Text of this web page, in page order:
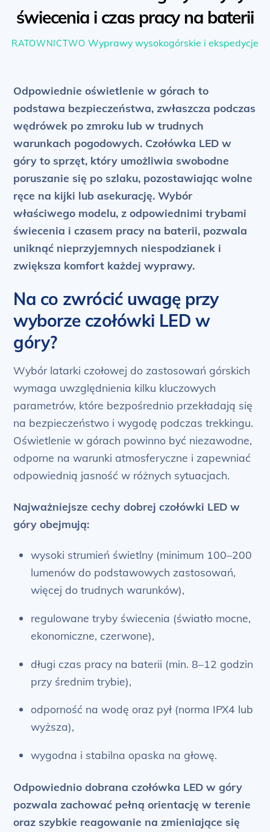
świecenia i czas pracy na baterii
RATOWNICTWO Wyprawy wysokogórskie i ekspedycje
Odpowiednie oświetlenie w górach to
podstawa bezpieczeństwa, zwłaszcza podczas
wędrówek po zmroku lub w trudnych
warunkach pogodowych. Czołówka LED w
góry to sprzęt, który umożliwia swobodne
poruszanie się po szlaku, pozostawiając wolne
ręce na kijki lub asekurację. Wybór
właściwego modelu, z odpowiednimi trybami
świecenia i czasem pracy na baterii, pozwala
uniknąć nieprzyjemnych niespodzianek i
zwiększa komfort każdej wyprawy.
Na co zwrócić uwagę przy
wyborze czołówki LED w
góry?
Wybór latarki czołowej do zastosowań górskich
wymaga uwzględnienia kilku kluczowych
parametrów, które bezpośrednio przekładają się
na bezpieczeństwo i wygodę podczas trekkingu.
Oświetlenie w górach powinno być niezawodne,
odporne na warunki atmosferyczne i zapewniać
odpowiednią jasność w różnych sytuacjach.
Najważniejsze cechy dobrej czołówki LED w
góry obejmują:
wysoki strumień świetlny (minimum 100–200
lumenów do podstawowych zastosowań,
więcej do trudnych warunków),
regulowane tryby świecenia (światło mocne,
ekonomiczne, czerwone),
długi czas pracy na baterii (min. 8–12 godzin
przy średnim trybie),
odporność na wodę oraz pył (norma IPX4 lub
wyższa),
wygodna i stabilna opaska na głowę.
Odpowiednio dobrana czołówka LED w góry
pozwala zachować pełną orientację w terenie
oraz szybkie reagowanie na zmieniające się